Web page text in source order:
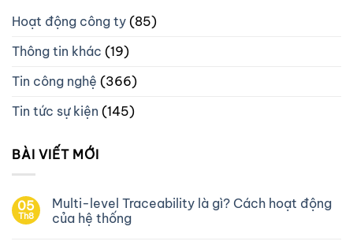
Hoạt động công ty (85)
Thông tin khác (19)
Tin công nghệ (366)
Tin tức sự kiện (145)
BÀI VIẾT MỚI
05
Th8
Multi-level Traceability là gì? Cách hoạt động
của hệ thống